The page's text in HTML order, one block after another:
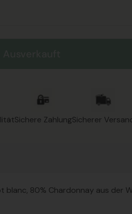
Sichere ZahlungSicherer
blanc, 80% Chardonnay aus der